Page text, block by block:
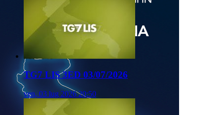
TG7 LIS 3ED 03/07/2026
ven, 03 lug 2026 20:50